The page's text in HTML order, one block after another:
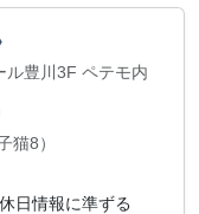
ル豊川3F ペテモ内
猫8）
日情報に準ずる